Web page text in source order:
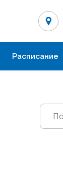
Расписание